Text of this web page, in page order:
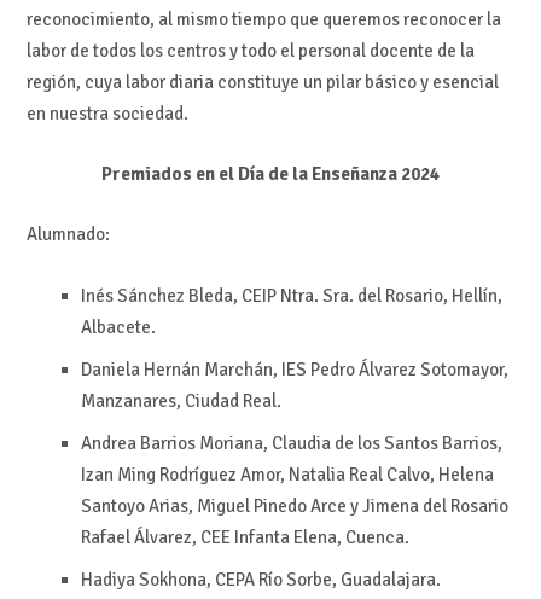
reconocimiento, al mismo tiempo que queremos reconocer la
labor de todos los centros y todo el personal docente de la
región, cuya labor diaria constituye un pilar básico y esencial
en nuestra sociedad.
Premiados en el Día de la Enseñanza 2024
Alumnado:
Inés Sánchez Bleda, CEIP Ntra. Sra. del Rosario, Hellín,
Albacete.
Daniela Hernán Marchán, IES Pedro Álvarez Sotomayor,
Manzanares, Ciudad Real.
Andrea Barrios Moriana, Claudia de los Santos Barrios,
Izan Ming Rodríguez Amor, Natalia Real Calvo, Helena
Santoyo Arias, Miguel Pinedo Arce y Jimena del Rosario
Rafael Álvarez, CEE Infanta Elena, Cuenca.
Hadiya Sokhona, CEPA Río Sorbe, Guadalajara.